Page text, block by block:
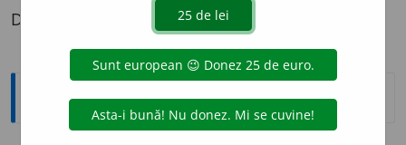
Definiția cu ID-ul 1364561:
Explicative DEX